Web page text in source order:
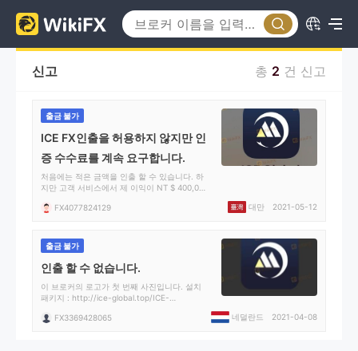
신고 총 2 건 신고
출금 불가
ICE FX인출을 허용하지 않지만 인
증 수수료를 계속 요구합니다.
처음에는 적은 금액을 인출 할 수 있습니다. 하
지만 고객 서비스에서 제 이익이 NT $ 400,000
% 세금이 필요했습니다. 그 후 고객 서비스에서
마친 후 확인이 실패했기 때문에 자산의 30 %를
지불하라는 요청을 받았습니다. 나는 싱가포르
의 재무 관리자에게 물었고 그들은이 브로커가
그들에 의해 규제되지 않았다고 말했습니다.
FX4077824129 대만 2021-05-12
출금 불가
인출 할 수 없습니다.
이 브로커의 로고가 첫 번째 사진입니다. 설치
패키지 : http://ice-global.top/ICE-
있었지만 인출하려면 10 %의 세금을 내야합니
FX3369428065 네덜란드 2021-04-08